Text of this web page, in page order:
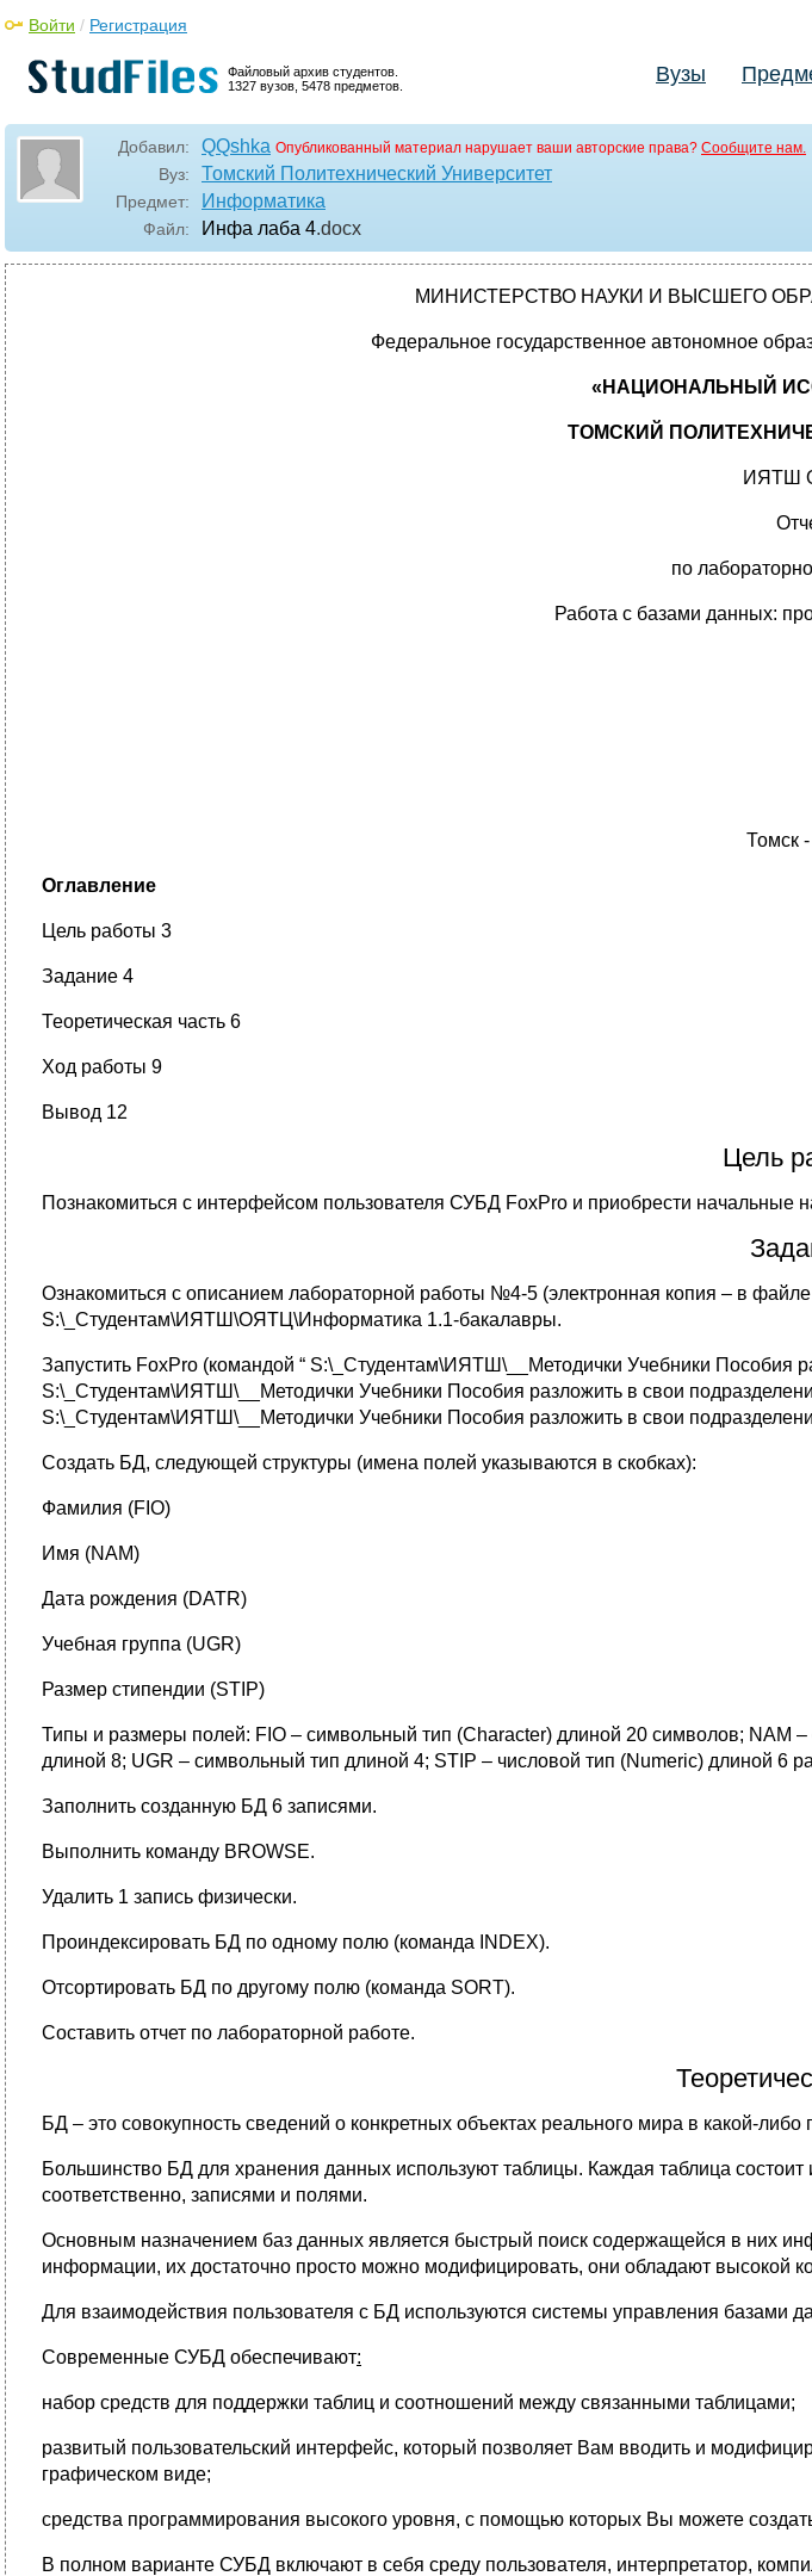
Файловый архив студентов.
1327 вузов, 5478 предметов.
Войти / Регистрация
Вузы
Добавил: QQshka Опубликованный материал нарушает ваши авторские права? Сообщите нам.
Вуз: Томский Политехнический Университет
Предмет: Информатика
Файл: Инфа лаба 4.docx
МИНИСТЕРСТВО НАУКИ И ВЫСШЕГО
Федеральное государственное автономное
«НАЦИОНАЛЬНЫЙ
ТОМСКИЙ
ИЯТШ
по
Работа с базами данных:
Томск
Оглавление
Цель работы 3
Задание 4
Теоретическая часть 6
Ход работы 9
Вывод 12
Цель
Познакомиться с интерфейсом пользователя СУБД FoxPro и приобрести
Ознакомиться с описанием лабораторной работы №4-5 (электронная копия – в
S:\_Студентам\ИЯТШ\ОЯТЦ\Информатика 1.1-бакалавры.
Запустить FoxPro (командой “ S:\_Студентам\ИЯТШ\__Методички Учебники Пособия
S:\_Студентам\ИЯТШ\__Методички Учебники Пособия разложить в свои
S:\_Студентам\ИЯТШ\__Методички Учебники Пособия разложить в свои
Создать БД, следующей структуры (имена полей указываются в скобках):
Фамилия (FIO)
Имя (NAM)
Дата рождения (DATR)
Учебная группа (UGR)
Размер стипендии (STIP)
Типы и размеры полей: FIO – символьный тип (Character) длиной 20 символов; NAM
длиной 8; UGR – символьный тип длиной 4; STIP – числовой тип (Numeric) длиной 6
Заполнить созданную БД 6 записями.
Выполнить команду BROWSE.
Удалить 1 запись физически.
Проиндексировать БД по одному полю (команда INDEX).
Отсортировать БД по другому полю (команда SORT).
Составить отчет по лабораторной работе.
БД – это совокупность сведений о конкретных объектах реального мира в какой-
Большинство БД для хранения данных используют таблицы. Каждая таблица
соответственно, записями и полями.
Основным назначением баз данных является быстрый поиск содержащейся в них
информации, их достаточно просто можно модифицировать, они обладают высокой
Для взаимодействия пользователя с БД используются системы управления базами
Современные СУБД обеспечивают:
набор средств для поддержки таблиц и соотношений между связанными таблицами;
развитый пользовательский интерфейс, который позволяет Вам вводить и
графическом виде;
средства программирования высокого уровня, с помощью которых Вы можете
В полном варианте СУБД включают в себя среду пользователя, интерпретатор,